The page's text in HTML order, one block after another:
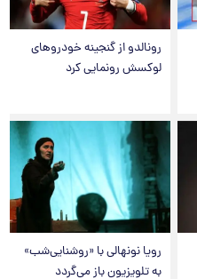
رونالدو از گنجینه خودروهای
لوکسش رونمایی کرد
رویا نونهالی با «روشنایی‌شب»
به تلویزیون باز می‌گردد